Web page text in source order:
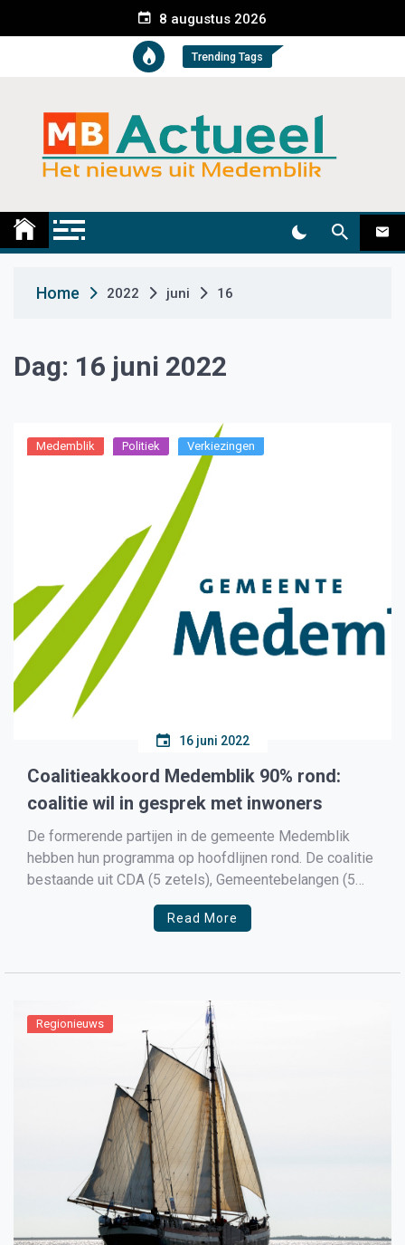
e
t
8 augustus 2026
Trending Tags
Medemblik Actueel
Home 2022 juni 16
Dag: 16 juni 2022
Medemblik Politiek Verkiezingen
16 juni 2022
Coalitieakkoord Medemblik 90% rond:
coalitie wil in gesprek met inwoners
De formerende partijen in de gemeente Medemblik
hebben hun programma op hoofdlijnen rond. De coalitie
bestaande uit CDA (5 zetels), Gemeentebelangen (5
zetels), MORGEN! (4 zetels) en D66 (2 zetels) heeft
donderdagochtend haar coalitieakkoord in concept
Read More
Regionieuws